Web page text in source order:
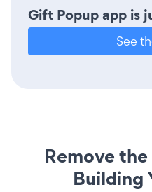
Gift Popup app is
See
Remove
Building